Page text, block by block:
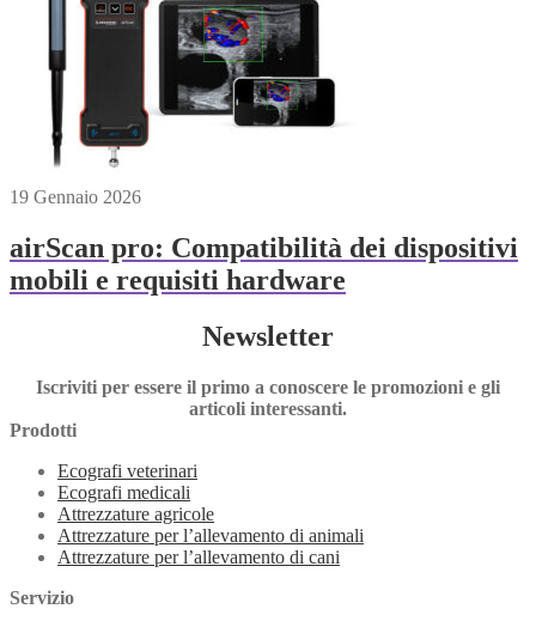
19 Gennaio 2026
airScan pro: Compatibilità dei dispositivi
mobili e requisiti hardware
Newsletter
Iscriviti per essere il primo a conoscere le promozioni e gli
articoli interessanti.
Prodotti
Ecografi veterinari
Ecografi medicali
Attrezzature agricole
Attrezzature per l’allevamento di animali
Attrezzature per l’allevamento di cani
Servizio